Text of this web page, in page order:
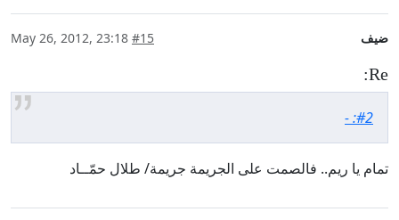
ضيف #15
Re:
#2: -
تمام يا ريم.. فالصمت على الجريمة جريمة/ طلال حمّــاد